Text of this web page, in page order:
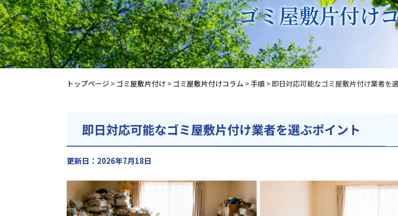
ゴミ屋敷片付け
トップページ > ゴミ屋敷片付け > ゴミ屋敷片付けコラム > 手順 > 即日対応可能なゴミ屋敷片付け業者を
即日対応可能なゴミ屋敷片付け業者を選ぶポイント
更新日：2026年7月18日